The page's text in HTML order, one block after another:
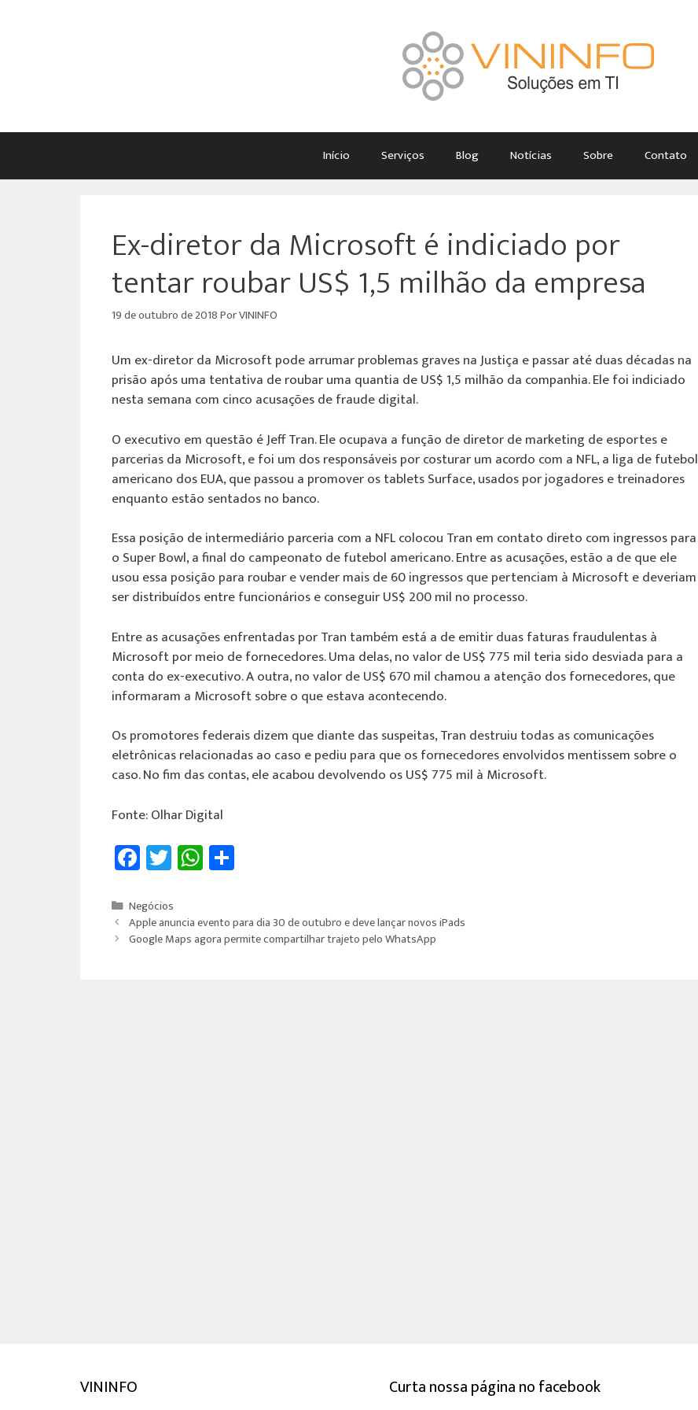
Início Serviços Blog Notícias Sobre Contato
Ex-diretor da Microsoft é indiciado por
tentar roubar US$ 1,5 milhão da empresa
19 de outubro de 2018PorVININFO
Um ex-diretor da Microsoft pode arrumar problemas graves na Justiça e passar até duas décadas na
prisão após uma tentativa de roubar uma quantia de US$ 1,5 milhão da companhia. Ele foi indiciado
nesta semana com cinco acusações de fraude digital.
O executivo em questão é Jeff Tran. Ele ocupava a função de diretor de marketing de esportes e
parcerias da Microsoft, e foi um dos responsáveis por costurar um acordo com a NFL, a liga de futebol
americano dos EUA, que passou a promover os tablets Surface, usados por jogadores e treinadores
enquanto estão sentados no banco.
Essa posição de intermediário parceria com a NFL colocou Tran em contato direto com ingressos para
o Super Bowl, a final do campeonato de futebol americano. Entre as acusações, estão a de que ele
usou essa posição para roubar e vender mais de 60 ingressos que pertenciam à Microsoft e deveriam
ser distribuídos entre funcionários e conseguir US$ 200 mil no processo.
Entre as acusações enfrentadas por Tran também está a de emitir duas faturas fraudulentas à
Microsoft por meio de fornecedores. Uma delas, no valor de US$ 775 mil teria sido desviada para a
conta do ex-executivo. A outra, no valor de US$ 670 mil chamou a atenção dos fornecedores, que
informaram a Microsoft sobre o que estava acontecendo.
Os promotores federais dizem que diante das suspeitas, Tran destruiu todas as comunicações
eletrônicas relacionadas ao caso e pediu para que os fornecedores envolvidos mentissem sobre o
caso. No fim das contas, ele acabou devolvendo os US$ 775 mil à Microsoft.
Fonte: Olhar Digital
Fa
ce
b
o
ok
T
wi
tt
er
W
h
at
sA
p
Negócios
Apple anuncia evento para dia 30 de outubro e deve lançar novos iPads
Google Maps agora permite compartilhar trajeto pelo WhatsApp
VININFO Curta nossa página no facebook